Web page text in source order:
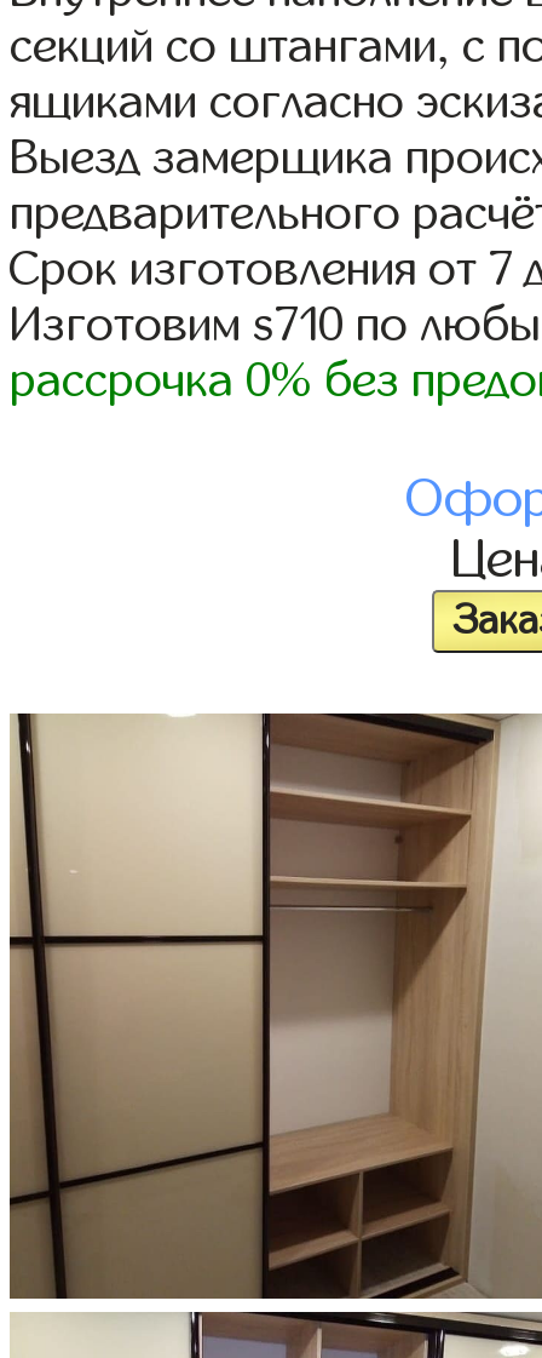
секций со штангами, с
ящиками согласно
Выезд замерщика
предварительного
Срок изготовления от 7
Изготовим s710 по
рассрочка 0% без